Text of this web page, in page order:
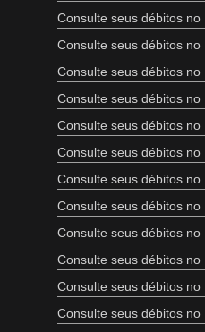
Consulte seus débitos no
Consulte seus débitos no
Consulte seus débitos no
Consulte seus débitos no
Consulte seus débitos no
Consulte seus débitos no
Consulte seus débitos no
Consulte seus débitos no
Consulte seus débitos no
Consulte seus débitos no
Consulte seus débitos no
Consulte seus débitos no